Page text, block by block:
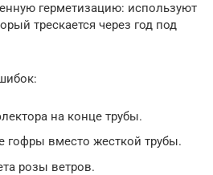
герметизацию: используют
трескается через год под
на конце трубы.
гофры вместо жесткой трубы.
розы ветров.